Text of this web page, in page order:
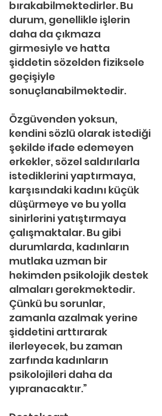
bırakabilmektedirler. Bu
durum, genellikle işlerin
daha da çıkmaza
girmesiyle ve hatta
şiddetin sözelden fiziksele
geçişiyle
sonuçlanabilmektedir.
Özgüvenden yoksun,
kendini sözlü olarak istediği
şekilde ifade edemeyen
erkekler, sözel saldırılarla
istediklerini yaptırmaya,
karşısındaki kadını küçük
düşürmeye ve bu yolla
sinirlerini yatıştırmaya
çalışmaktalar. Bu gibi
durumlarda, kadınların
mutlaka uzman bir
hekimden psikolojik destek
almaları gerekmektedir.
Çünkü bu sorunlar,
zamanla azalmak yerine
şiddetini arttırarak
ilerleyecek, bu zaman
zarfında kadınların
psikolojileri daha da
yıpranacaktır.”